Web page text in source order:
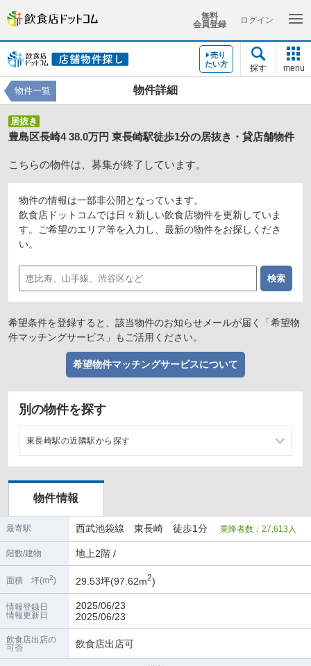
無料
会員登録
ログイン
売り
たい方
探す menu
物件詳細
物件一覧
居抜き
豊島区長崎4 38.0万円 東長崎駅徒歩1分の居抜き・貸店舗物件
こちらの物件は、募集が終了しています。
物件の情報は一部非公開となっています。
飲食店ドットコムでは日々新しい飲食店物件を更新していま
す。ご希望のエリア等を入力し、最新の物件をお探しくださ
い。
希望条件を登録すると、該当物件のお知らせメールが届く「希望物
件マッチングサービス」もご活用ください。
希望物件マッチングサービスについて
別の物件を探す
東長崎駅の近隣駅から探す
椎名町駅の店舗物件・貸店舗・テナント一覧
桜台駅の店舗物件・貸店舗・テナント一覧
池袋駅の店舗物件・貸店舗・テナント一覧
物件情報
最寄駅 西武池袋線 東長崎 徒歩1分 乗降者数：27,613人
階数/建物 地上2階 /
面積 坪(m2) 29.53坪(97.62m2)
情報登録日
情報更新日
2025/06/23
2025/06/23
飲食店出店の
可否
飲食店出店可